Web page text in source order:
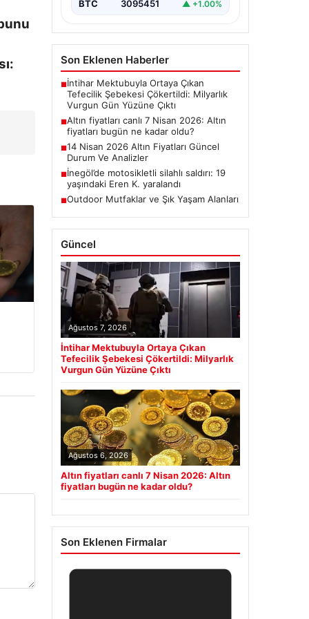
BTC 3095451 ▲ +1.00%
Son Eklenen Haberler
■İntihar Mektubuyla Ortaya Çıkan
Tefecilik Şebekesi Çökertildi: Milyarlık
Vurgun Gün Yüzüne Çıktı
■Altın fiyatları canlı 7 Nisan 2026: Altın
fiyatları bugün ne kadar oldu?
■14 Nisan 2026 Altın Fiyatları Güncel
Durum Ve Analizler
■İnegöl’de motosikletli silahlı saldırı: 19
yaşındaki Eren K. yaralandı
■Outdoor Mutfaklar ve Şık Yaşam Alanları
Güncel
Ağustos 7, 2026
İntihar Mektubuyla Ortaya Çıkan
Tefecilik Şebekesi Çökertildi: Milyarlık
Vurgun Gün Yüzüne Çıktı
Ağustos 6, 2026
Altın fiyatları canlı 7 Nisan 2026: Altın
fiyatları bugün ne kadar oldu?
Son Eklenen Firmalar